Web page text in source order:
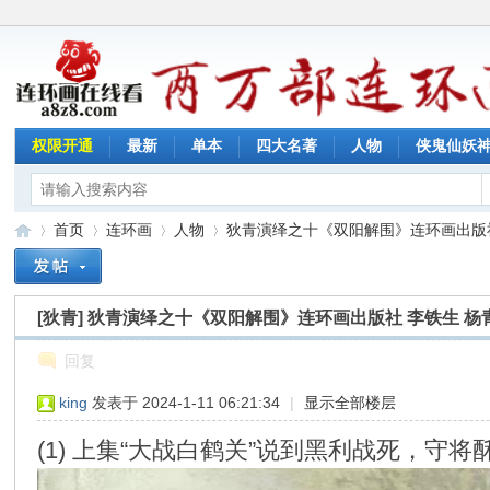
权限开通 最新 单本 四大名著 人物 侠鬼仙妖
»
首页
›
连环画
›
人物
›
狄青演绎之十《双阳解围》连环画出
[狄青]狄青演绎之十《双阳解围》连环画出版社 李铁生 杨
回复
king 发表于 2024-1-11 06:21:34 | 显示全部楼层
(1) 上集“大战白鹤关”说到黑利战死，守